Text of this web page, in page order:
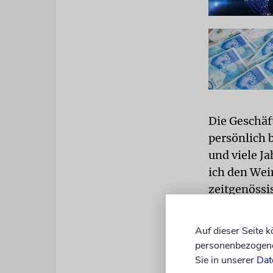
Die
persönlich
und viele
ich den
Israels bis
heute aktiv
Auf dieser Seite
Sie in unserer